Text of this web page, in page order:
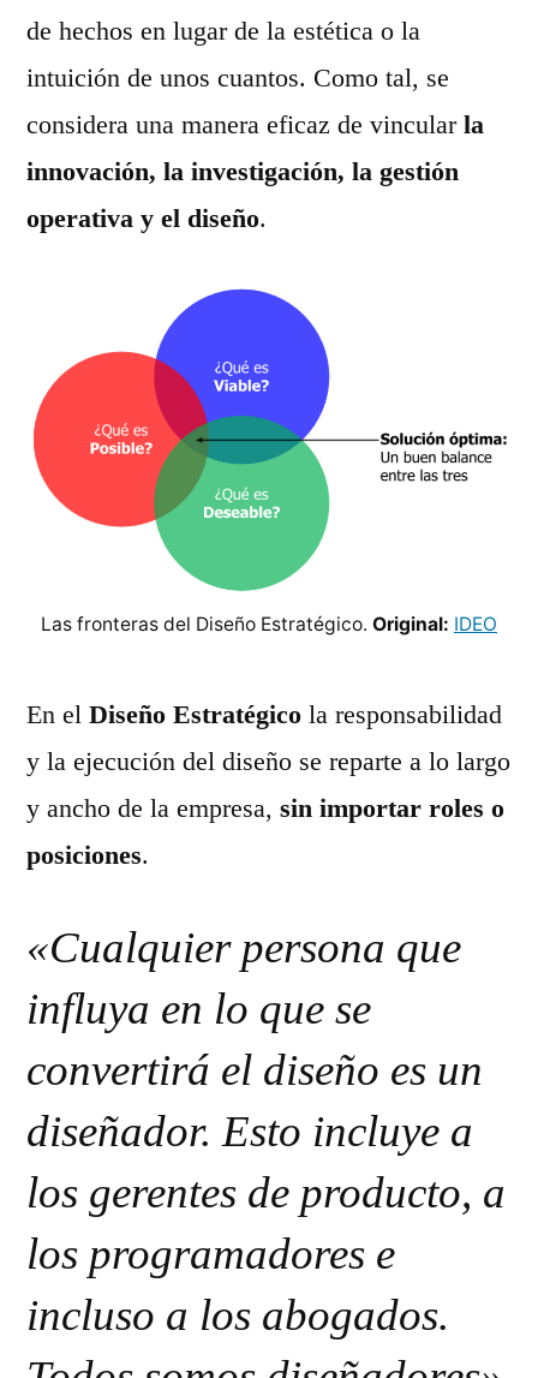
de hechos en lugar de la estética o la
intuición de unos cuantos. Como tal, se
considera una manera eficaz de vincular la
innovación, la investigación, la gestión
operativa y el diseño.
Las fronteras del Diseño Estratégico. Original: IDEO
En el Diseño Estratégico la responsabilidad
y la ejecución del diseño se reparte a lo largo
y ancho de la empresa, sin importar roles o
posiciones.
«Cualquier persona que
influya en lo que se
convertirá el diseño es un
diseñador. Esto incluye a
los gerentes de producto, a
los programadores e
incluso a los abogados.